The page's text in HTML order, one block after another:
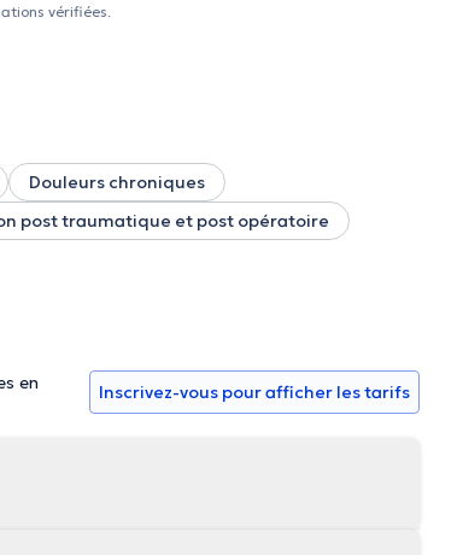
vérifiées.
Douleurs chroniques
post traumatique et post opératoire
en
Inscrivez-vous pour afficher les tarifs